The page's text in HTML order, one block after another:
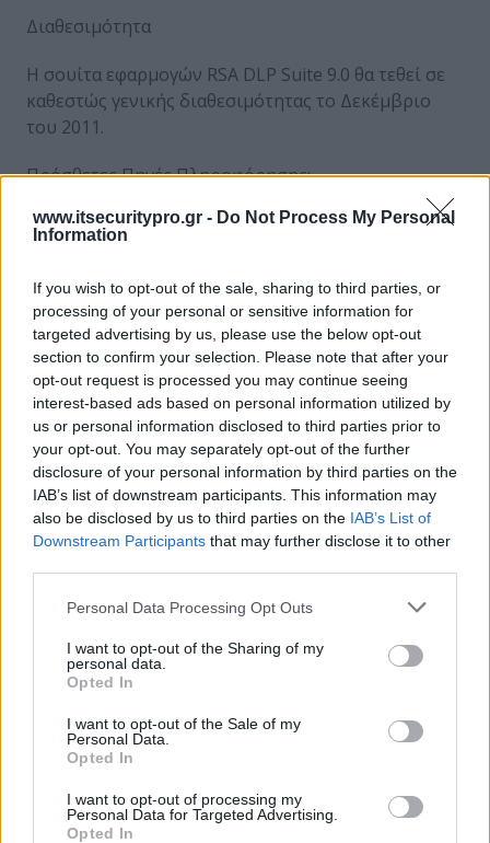
www.itsecuritypro.gr - Do Not Process My Personal
Information
If you wish to opt-out of the sale, sharing to third parties, or
processing of your personal or sensitive information for
targeted advertising by us, please use the below opt-out
section to confirm your selection. Please note that after your
opt-out request is processed you may continue seeing
interest-based ads based on personal information utilized by
us or personal information disclosed to third parties prior to
your opt-out. You may separately opt-out of the further
disclosure of your personal information by third parties on the
IAB’s list of downstream participants. This information may
also be disclosed by us to third parties on the IAB’s List of
Downstream Participants that may further disclose it to other
Personal Data Processing Opt Outs
I want to opt-out of the Sharing of my
personal data.
Opted In
I want to opt-out of the Sale of my
Personal Data.
Opted In
I want to opt-out of processing my
Personal Data for Targeted Advertising.
Opted In
Διαθεσιμότητα
Η σουίτα εφαρμογών RSA DLP Suite 9.0 θα τεθεί σε
καθεστώς γενικής διαθεσιμότητας το Δεκέμβριο
του 2011.
Πρόσθετες Πηγές Πληροφόρησης:
Διαβάστε για τοRSA Data Loss Prevention Suite
Manager
Μάθετε για τον RSA® Data Loss Prevention Policy xManager
ΣΧΕΤΙΚΑ ΑΡΘΡΑ
no relative posts found